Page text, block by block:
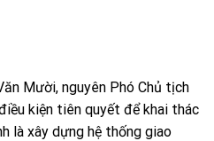
Mười, nguyên Phó Chủ tịch
kiện tiên quyết để khai thác
là xây dựng hệ thống giao